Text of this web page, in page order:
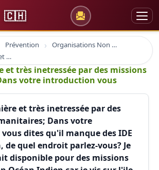
🇨🇭
Prévention
Organisations Non Gouvernementales
Ong infos suisse et à l'étranger
et très inetressée par des missions
votre introduction vous
et très inetressée par des
Dans votre
dites qu'il manque des IDE
de quel endroit parlez-vous? Je
disponible pour des missions